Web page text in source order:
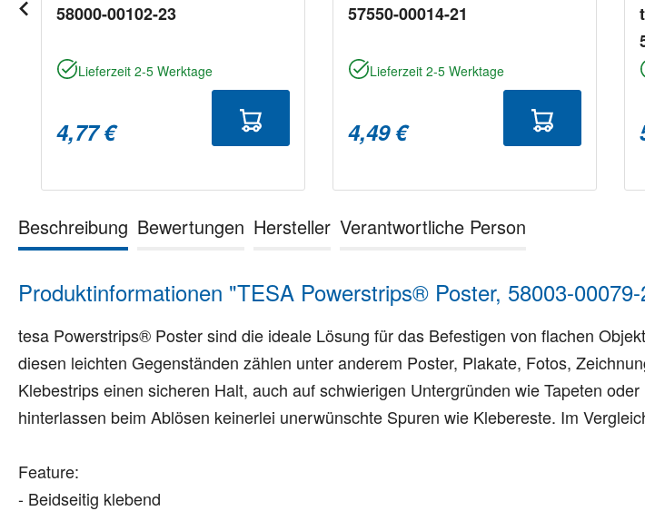
58000-00102-23
Lieferzeit 2-5 Werktage
4,77 €
57550-00014-21
Lieferzeit 2-5 Werktage
4,49 €
Beschreibung Bewertungen Hersteller Verantwortliche Person
Produktinformationen "TESA Powerstrips® Poster, 58003-
tesa Powerstrips® Poster sind die ideale Lösung für das Befestigen von flachen
diesen leichten Gegenständen zählen unter anderem Poster, Plakate, Fotos,
Klebestrips einen sicheren Halt, auch auf schwierigen Untergründen wie Tapeten
hinterlassen beim Ablösen keinerlei unerwünschte Spuren wie Klebereste. Im
Feature:
- Beidseitig klebend